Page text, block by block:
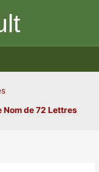
Nom de 72 Lettres